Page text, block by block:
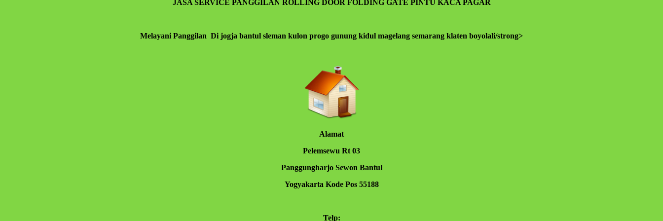
JASA SERVICE PANGGILAN ROLLING DOOR FOLDING GATE PINTU KACA PAGAR
Melayani Panggilan Di jogja bantul sleman kulon progo gunung kidul magelang semarang klaten boyolali/strong>
Alamat
Pelemsewu Rt 03
Panggungharjo Sewon Bantul
Yogyakarta Kode Pos 55188
Telp: